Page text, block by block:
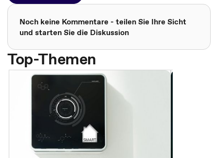
Noch keine Kommentare - teilen Sie Ihre Sicht
und starten Sie die Diskussion
Top-Themen